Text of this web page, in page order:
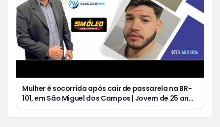
Mulher é socorrida após cair de passarela na BR-
101, em São Miguel dos Campos | Jovem de 25 anos
morre após acidente de moto no Distrito